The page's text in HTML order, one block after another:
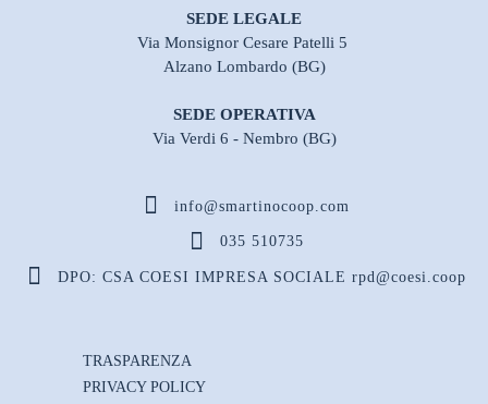
SEDE LEGALE
Via Monsignor Cesare Patelli 5
Alzano Lombardo (BG)
SEDE OPERATIVA
Via Verdi 6 - Nembro (BG)
info@smartinocoop.com
035 510735
DPO: CSA COESI IMPRESA SOCIALE rpd@coesi.coop
TRASPARENZA
PRIVACY POLICY